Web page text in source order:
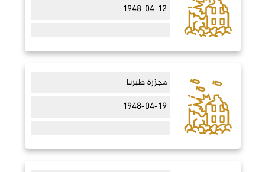
1948-04-12
مجزرة طبريا
1948-04-19